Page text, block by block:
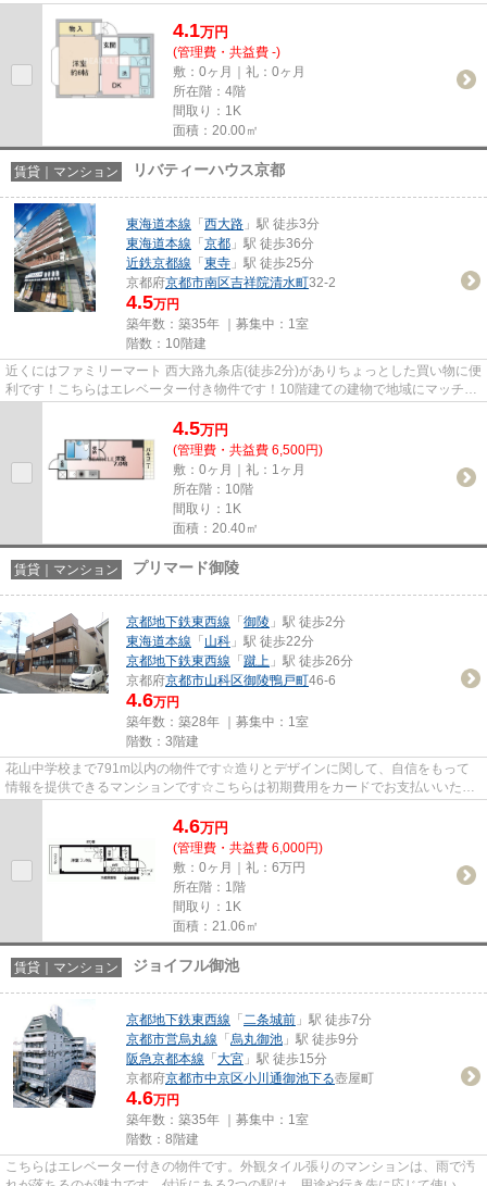
4.1万円
(管理費・共益費 -)
敷：0ヶ月｜礼：0ヶ月
所在階：4階
間取り：1K
面積：20.00㎡
賃貸｜マンション リバティーハウス京都
東海道本線 「 西大路 」駅 徒歩3分
東海道本線 「 京都 」駅 徒歩36分
近鉄京都線 「 東寺 」駅 徒歩25分
京都府京都市南区吉祥院清水町32-2
4.5万円
築年数：築35年 ｜募集中： 1室
階数：10階建
近くにはファミリーマート 西大路九条店(徒歩2分)がありちょっとした買い物に便
利です！こちらはエレベーター付き物件です！10階建ての建物で地域にマッチし
4.5万円
(管理費・共益費 6,500円)
敷：0ヶ月｜礼：1ヶ月
所在階：10階
間取り：1K
面積：20.40㎡
賃貸｜マンション プリマード御陵
京都地下鉄東西線 「 御陵 」駅 徒歩2分
東海道本線 「 山科 」駅 徒歩22分
京都地下鉄東西線 「 蹴上 」駅 徒歩26分
京都府京都市山科区御陵鴨戸町46-6
4.6万円
築年数：築28年 ｜募集中： 1室
階数：3階建
花山中学校まで791m以内の物件です☆造りとデザインに関して、自信をもって
情報を提供できるマンションです☆こちらは初期費用をカードでお支払いいただ
4.6万円
(管理費・共益費 6,000円)
敷：0ヶ月｜礼：6万円
所在階：1階
間取り：1K
面積：21.06㎡
賃貸｜マンション ジョイフル御池
京都地下鉄東西線 「 二条城前 」駅 徒歩7分
京都市営烏丸線 「 烏丸御池 」駅 徒歩9分
阪急京都本線 「 大宮 」駅 徒歩15分
京都府京都市中京区小川通御池下る壺屋町
4.6万円
築年数：築35年 ｜募集中： 1室
階数：8階建
こちらはエレベーター付きの物件です。外観タイル張りのマンションは、雨で汚